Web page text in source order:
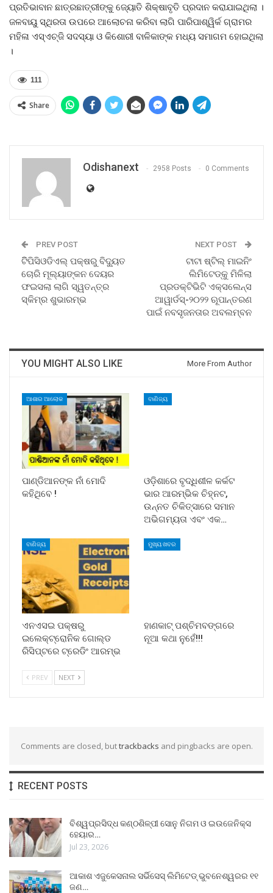
ପ୍ରତିଭାବାନ ଛାତ୍ରଛାତ୍ରୀଙ୍କୁ ଜ୍ୟୋତି ଶିକ୍ଷାବୃତି ପ୍ରଦାନ କରାଯାଇଥିଲା ।
ଜଳବାୟୁ ସ୍ଥିରତା ଉପରେ ଆଲୋଚନା କରିବା ଲାଗି ପାରିପାଶ୍ୱିର୍କ ଗ୍ରାମର
ମହିଳା ଏସ୍‌ଏଚ୍‌ଜି ସଦସ୍ୟା ଓ କିଶୋରୀ ବାଳିକାଙ୍କ ମଧ୍ୟ ସମାଗମ ହୋଇଥିଲା
।
111
Share
Odishanext 2958 Posts 0 Comments
PREV POST
ଟିିପିସିଓଡିଏଲ୍ ପକ୍ଷରୁ ବିଦ୍ୟୁତ
ଚୋରି ମୂଲ୍ୟାଙ୍କନ ଦେୟର
ଫଇସଲା ଲାଗି ସ୍ୱତନ୍ତ୍ର
ସ୍କିମ୍‌ର ଶୁଭାରମ୍ଭ
NEXT POST
ଟାଟା ଷ୍ଟିଲ୍ ମାଇନିଂ
ଲିମିଟେଡ୍‌କୁ ମିଳିଲା
ପ୍ରଡକ୍ଟିଭିଟି ଏକ୍ସଲେନ୍ସ
ଆୱାର୍ଡସ୍‌-୨୦୨୨ ଋୂପାନ୍ତରଣ
ପାଇଁ ନବସୃଜନତାର ଅବଲମ୍ବନ
YOU MIGHT ALSO LIKE More From Author
ଆଶାର ଆଲୋକ
ପାଣ୍ଡିଆନଙ୍କ ନାଁ ମୋଦି
କହିଥିବେ !
ବାଣିଜ୍ୟ
ଓଡ଼ିଶାରେ ବୃଦ୍ଧିଶୀଳ କର୍କଟ
ଭାର ଆରମ୍ଭିକ ଚିହ୍ନଟ,
ଉନ୍ନତ ଚିକିତ୍ସାରେ ସମାନ
ଅଭିଗମ୍ୟତା ଏବଂ ଏକ…
ବାଣିଜ୍ୟ
ଏନଏସଇ ପକ୍ଷରୁ
ଇଲେକ୍‌ଟ୍ରୋନିକ ଗୋଲ୍ଡ
ରିସିପ୍ଟରେ ଟ୍ରେଡିଂ ଆରମ୍ଭ
ମୁଖ୍ୟ ଖବର
ହାଣକାଟ୍‌ ପଶ୍ଚିମବଙ୍ଗରେ
ନୂଆ କଥା ନୁହେଁ!!!
PREV NEXT
Comments are closed, buttrackbacks and pingbacks are open.
RECENT POSTS
ବିଶ୍ୱପ୍ରସିଦ୍ଧ କଣ୍ଠଶିଳ୍ପୀ ସୋନୁ ନିଗମ ଓ ଇଉଜେନିକ୍ସ
ହେୟାର…
Jul 23, 2026
ଆକାଶ ଏଜୁକେସନାଲ ସର୍ଭିସେସ୍ ଲିମିଟେଡ୍ ଭୁବନେଶ୍ୱରର ୧୧
ଜଣ…